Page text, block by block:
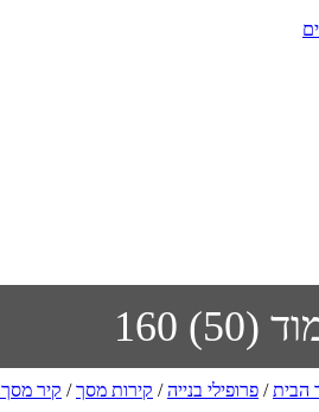
(50) 160
הבית/ פרופילי בנייה/ קירות מסך/ קיר מסך 50